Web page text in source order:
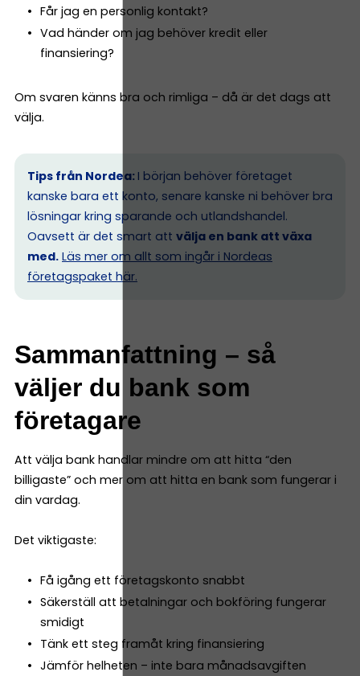
Får jag en personlig kontakt?
Vad händer om jag behöver kredit eller
finansiering?
Om svaren känns bra och rimliga – då är det dags att
välja.
Tips från Nordea: I början behöver företaget
kanske bara ett konto, senare kanske ni behöver bra
lösningar kring sparande och utlandshandel.
Oavsett är det smart att välja en bank att växa
med. Läs mer om allt som ingår i Nordeas
företagspaket här.
Sammanfattning – så
väljer du bank som
företagare
Att välja bank handlar mindre om att hitta “den
billigaste” och mer om att hitta en bank som fungerar i
din vardag.
Det viktigaste:
Få igång ett företagskonto snabbt
Säkerställ att betalningar och bokföring fungerar
smidigt
Tänk ett steg framåt kring finansiering
Jämför helheten – inte bara månadsavgiften